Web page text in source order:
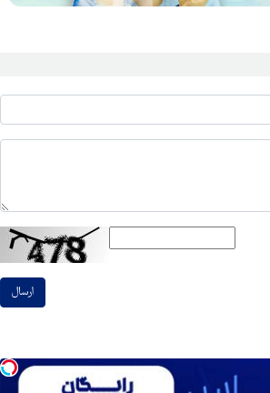
ارسال